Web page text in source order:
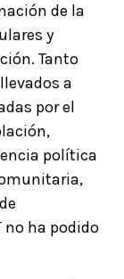
de la
y
Tanto
a
por el
política
ha podido